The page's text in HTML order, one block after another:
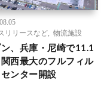
リリースなど
物流施設
、兵庫・尼崎で11.1
西最大のフルフィル
ンター開設